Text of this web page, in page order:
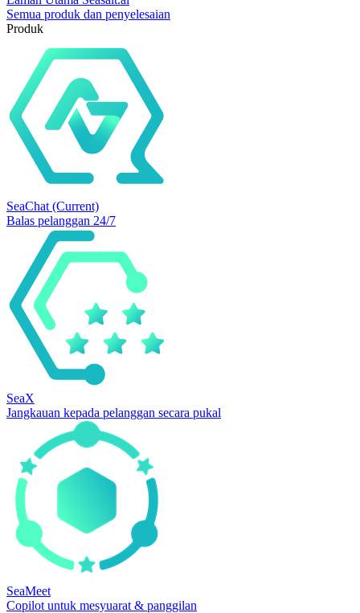
Semua produk dan penyelesaian
Produk
SeaChat (Current)
Balas pelanggan 24/7
SeaX
Jangkauan kepada pelanggan secara pukal
SeaMeet
Copilot untuk mesyuarat & panggilan